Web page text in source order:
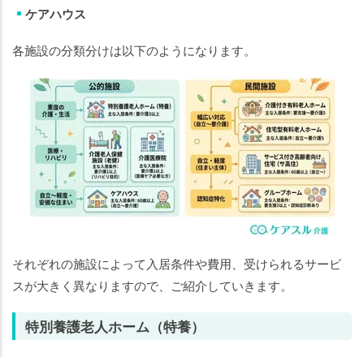
ケアハウス
各施設の分類分けは以下のようになります。
それぞれの施設によって入居条件や費用、受けられるサービ
スが大きく異なりますので、ご紹介していきます。
特別養護老人ホーム（特養）